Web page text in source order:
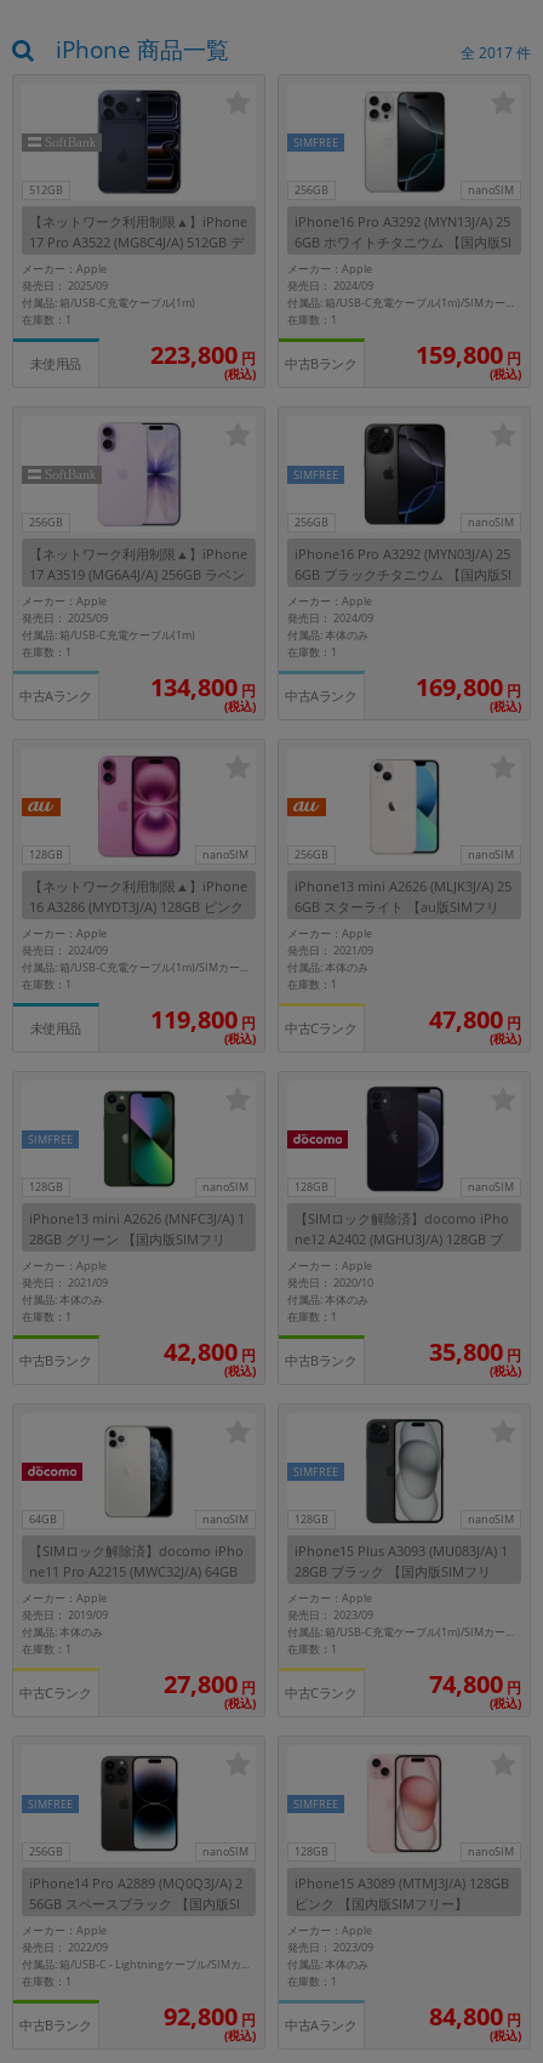
iPhone 商品一覧 全2017件
512GB
【ネットワーク利用制限▲】iPhone
17 Pro A3522 (MG8C4J/A) 512GB デ
ィープブルー 【SoftBank版SIMフリ
ー】
メーカー：Apple
発売日： 2025/09
付属品: 箱/USB-C充電ケーブル(1m)
在庫数：1
未使用品 223,800 円
(税込)
256GB nanoSIM
SIMFREE
iPhone16 Pro A3292 (MYN13J/A) 25
6GB ホワイトチタニウム 【国内版SI
Mフリー】
メーカー：Apple
発売日： 2024/09
付属品: 箱/USB-C充電ケーブル(1m)/SIMカードツール
在庫数：1
中古Bランク 159,800 円
(税込)
256GB
【ネットワーク利用制限▲】iPhone
17 A3519 (MG6A4J/A) 256GB ラベン
ダー 【SoftBank版SIMフリー】
メーカー：Apple
発売日： 2025/09
付属品: 箱/USB-C充電ケーブル(1m)
在庫数：1
中古Aランク 134,800 円
(税込)
256GB nanoSIM
SIMFREE
iPhone16 Pro A3292 (MYN03J/A) 25
6GB ブラックチタニウム 【国内版SI
Mフリー】
メーカー：Apple
発売日： 2024/09
付属品: 本体のみ
在庫数：1
中古Aランク 169,800 円
(税込)
128GB nanoSIM
【ネットワーク利用制限▲】iPhone
16 A3286 (MYDT3J/A) 128GB ピンク
【au版SIMフリー】
メーカー：Apple
発売日： 2024/09
付属品: 箱/USB-C充電ケーブル(1m)/SIMカードツール
在庫数：1
未使用品 119,800 円
(税込)
256GB nanoSIM
iPhone13 mini A2626 (MLJK3J/A) 25
6GB スターライト 【au版SIMフリ
ー】
メーカー：Apple
発売日： 2021/09
付属品: 本体のみ
在庫数：1
中古Cランク 47,800 円
(税込)
128GB nanoSIM
SIMFREE
iPhone13 mini A2626 (MNFC3J/A) 1
28GB グリーン 【国内版SIMフリ
ー】
メーカー：Apple
発売日： 2021/09
付属品: 本体のみ
在庫数：1
中古Bランク 42,800 円
(税込)
128GB nanoSIM
【SIMロック解除済】docomo iPho
ne12 A2402 (MGHU3J/A) 128GB ブ
ラック
メーカー：Apple
発売日： 2020/10
付属品: 本体のみ
在庫数：1
中古Bランク 35,800 円
(税込)
64GB nanoSIM
【SIMロック解除済】docomo iPho
ne11 Pro A2215 (MWC32J/A) 64GB
シルバー
メーカー：Apple
発売日： 2019/09
付属品: 本体のみ
在庫数：1
中古Cランク 27,800 円
(税込)
128GB nanoSIM
SIMFREE
iPhone15 Plus A3093 (MU083J/A) 1
28GB ブラック 【国内版SIMフリ
ー】
メーカー：Apple
発売日： 2023/09
付属品: 箱/USB-C充電ケーブル(1m)/SIMカードツール/マニュアル
在庫数：1
中古Cランク 74,800 円
(税込)
256GB nanoSIM
SIMFREE
iPhone14 Pro A2889 (MQ0Q3J/A) 2
56GB スペースブラック 【国内版SI
Mフリー】
メーカー：Apple
発売日： 2022/09
付属品: 箱/USB-C - Lightningケーブル/SIMカードツール/マニュアル
在庫数：1
中古Bランク 92,800 円
(税込)
128GB nanoSIM
SIMFREE
iPhone15 A3089 (MTMJ3J/A) 128GB
ピンク 【国内版SIMフリー】
メーカー：Apple
発売日： 2023/09
付属品: 本体のみ
在庫数：1
中古Aランク 84,800 円
(税込)